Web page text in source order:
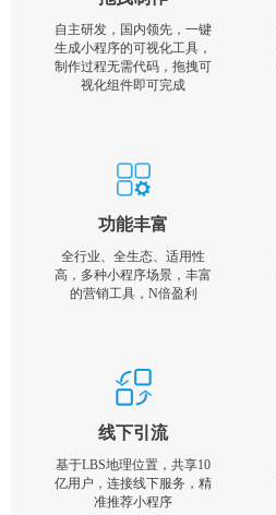
自主研发，国内领先，一键
生成小程序的可视化工具，
制作过程无需代码，拖拽可
视化组件即可完成
功能丰富
全行业、全生态、适用性
高，多种小程序场景，丰富
的营销工具，N倍盈利
线下引流
基于LBS地理位置，共享10
亿用户，连接线下服务，精
准推荐小程序